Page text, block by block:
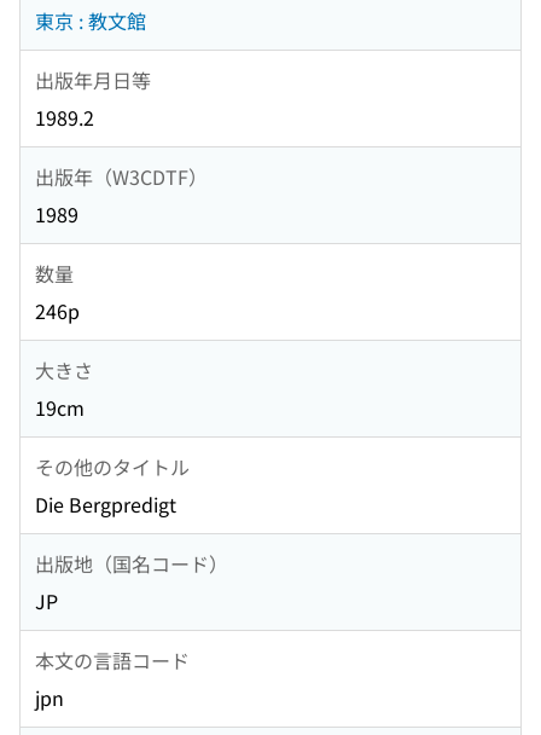
東京 : 教文館
出版年月日等
1989.2
出版年（W3CDTF）
1989
数量
246p
大きさ
19cm
その他のタイトル
Die Bergpredigt
出版地（国名コード）
JP
本文の言語コード
jpn